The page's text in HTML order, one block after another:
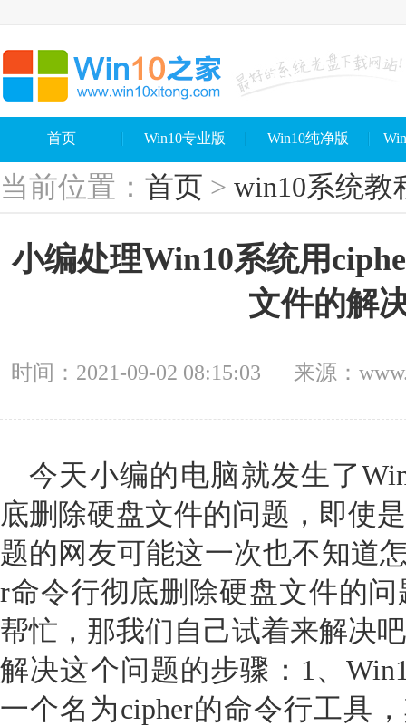
首页 Win10专业版 Win10纯净版
当前位置： 首页 > win10系统教
小编处理Win10系统用
文件的解
时间：2021-09-02 08:15:03 来源：
今天小编的电脑就发生了
底删除硬盘文件的问题，即使
题的网友可能这一次也不知道
r命令行彻底删除硬盘文件的
帮忙，那我们自己试着来解决
解决这个问题的步骤：1、
一个名为cipher的命令行工具